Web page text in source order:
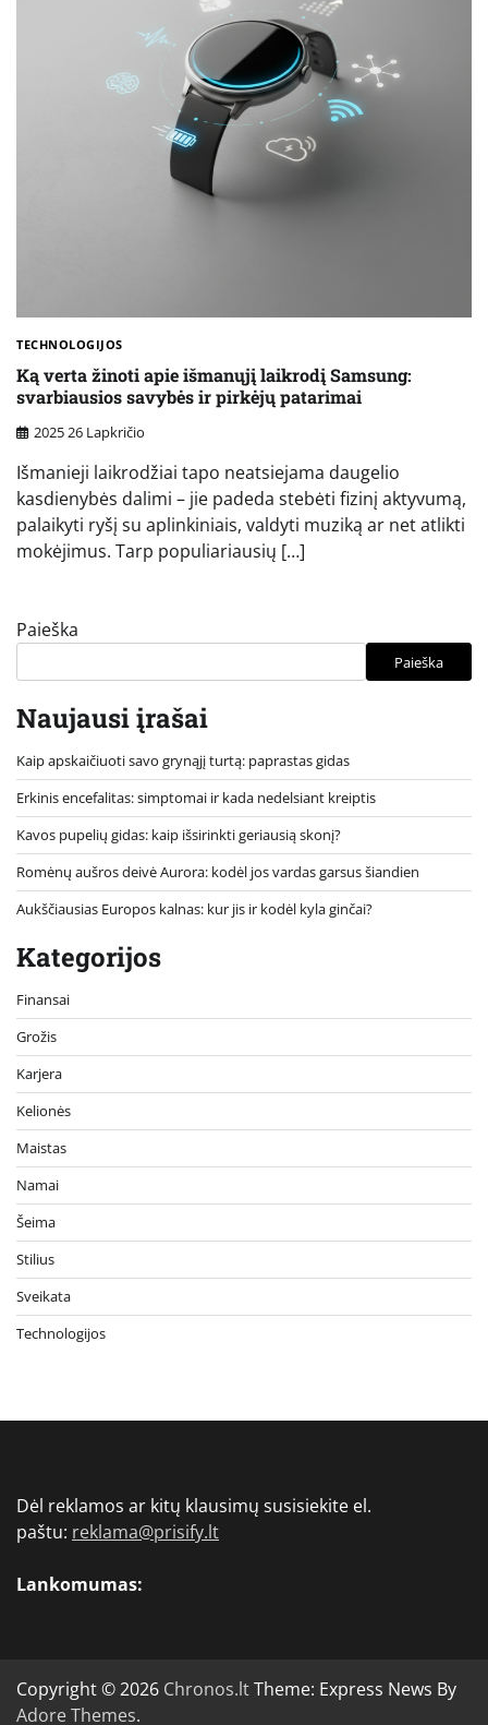
TECHNOLOGIJOS
Ką verta žinoti apie išmanųjį laikrodį Samsung:
svarbiausios savybės ir pirkėjų patarimai
2025 26 Lapkričio
Išmanieji laikrodžiai tapo neatsiejama daugelio
kasdienybės dalimi – jie padeda stebėti fizinį aktyvumą,
palaikyti ryšį su aplinkiniais, valdyti muziką ar net atlikti
mokėjimus. Tarp populiariausių […]
Paieška
Paieška
Naujausi įrašai
Kaip apskaičiuoti savo grynąjį turtą: paprastas gidas
Erkinis encefalitas: simptomai ir kada nedelsiant kreiptis
Kavos pupelių gidas: kaip išsirinkti geriausią skonį?
Romėnų aušros deivė Aurora: kodėl jos vardas garsus šiandien
Aukščiausias Europos kalnas: kur jis ir kodėl kyla ginčai?
Kategorijos
Finansai
Grožis
Karjera
Kelionės
Maistas
Namai
Šeima
Stilius
Sveikata
Technologijos
Dėl reklamos ar kitų klausimų susisiekite el.
paštu: reklama@prisify.lt
Lankomumas:
Copyright © 2026 Chronos.ltTheme: Express News By
Adore Themes.